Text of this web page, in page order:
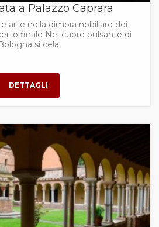
a Palazzo Caprara
arte nella dimora nobiliare dei
finale Nel cuore pulsante di
si cela